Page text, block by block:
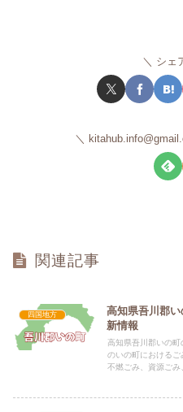
シェ
関連記事
四国地方
高知県吾川郡
新情報
高知県吾川郡いの
のいの町におけるご
不燃ごみ、資源ご